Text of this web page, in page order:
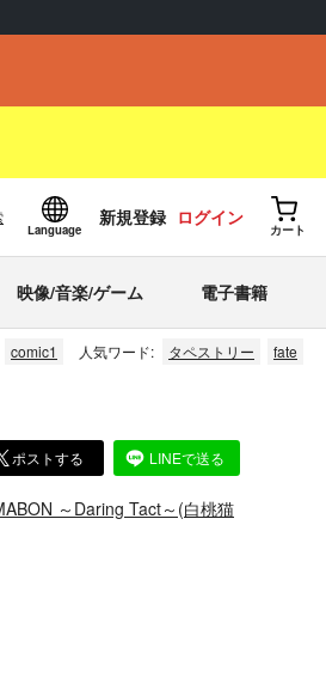
Language
新規登録 ログイン
カート
映像/音楽/ゲーム 電子書籍
comic1 人気ワード: タペストリー fate
ポストする LINEで送る
～Daring Tact～(白桃猫